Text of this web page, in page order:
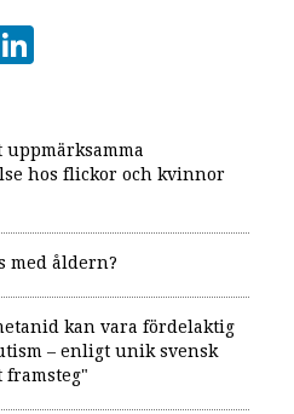
uppmärksamma
hos flickor och kvinnor
med åldern?
kan vara fördelaktig
– enligt unik svensk